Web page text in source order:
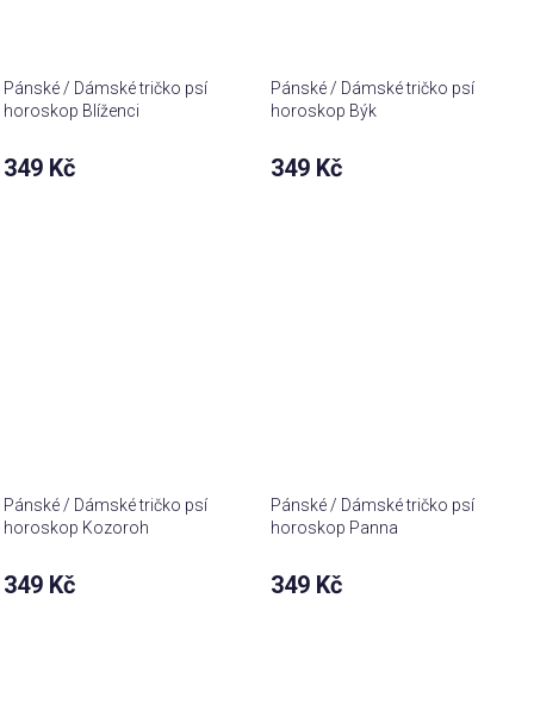
Pánské / Dámské tričko psí
horoskop Blíženci
349 Kč
Pánské / Dámské tričko psí
horoskop Býk
349 Kč
Pánské / Dámské tričko psí
horoskop Kozoroh
349 Kč
Pánské / Dámské tričko psí
horoskop Panna
349 Kč